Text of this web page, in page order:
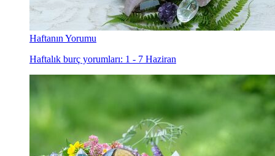
Haftanın Yorumu
Haftalık burç yorumları: 1 - 7 Haziran